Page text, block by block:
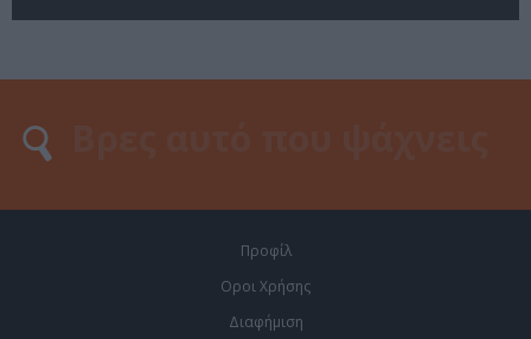
Προφίλ
Οροι Χρήσης
Διαφήμιση